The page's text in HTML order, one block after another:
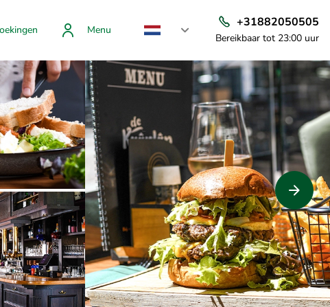
Menu
+31882050505
Bereikbaar tot 23:00 uur